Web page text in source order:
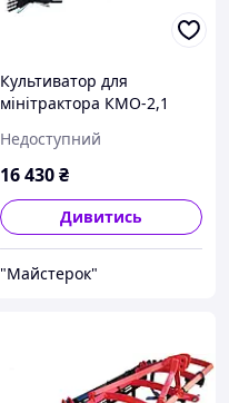
Культиватор для
мінітрактора КМО-2,1
окучниками
Недоступний
16 430₴
Дивитись
"Майстерок"